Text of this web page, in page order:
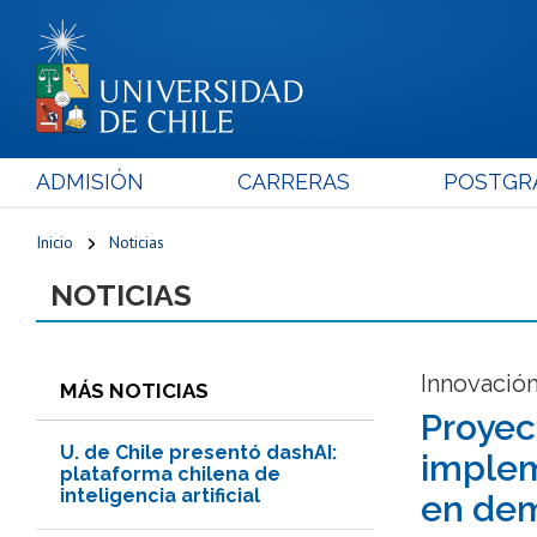
ADMISIÓN CARRERAS
Inicio Noticias
NOTICIAS
MÁS NOTICIAS
U. de Chile presentó dashAI:
plataforma chilena de
inteligencia artificial
en